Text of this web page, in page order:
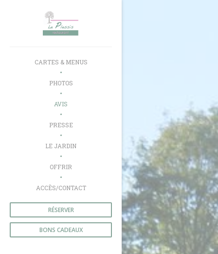
CARTES & MENUS
PHOTOS
AVIS
PRESSE
LE JARDIN((OUVRE UNE NOUVELLE FENÊTRE))
OFFRIR ((OUVRE UNE NOUVELLE FENÊTRE))
ACCÈS/CONTACT
RÉSERVER
BONS CADEAUX